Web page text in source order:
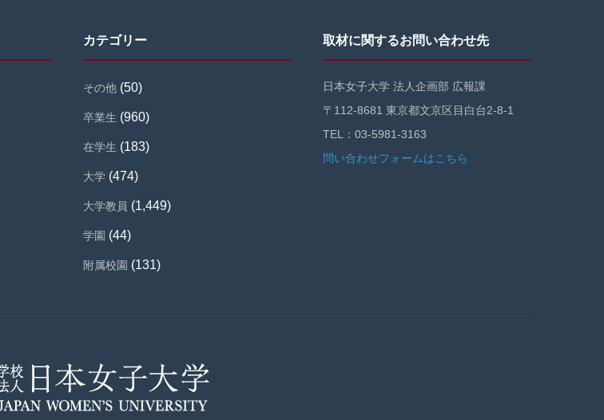
カテゴリー
その他 (50)
卒業生 (960)
在学生 (183)
大学 (474)
大学教員 (1,449)
学園 (44)
附属校園 (131)
取材に関するお問い合わせ先
日本女子大学 法人企画部 広報課
〒112-8681 東京都文京区目白台2-8-1
TEL：03-5981-3163
問い合わせフォームはこちら